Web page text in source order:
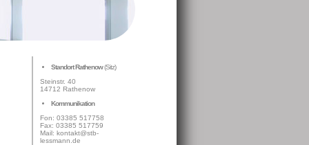
Standort Rathenow(Sitz)
Steinstr. 40
14712 Rathenow
Kommunikation
Fon: 03385 517758
Fax: 03385 517759
Mail: kontakt@stb-
lessmann.de